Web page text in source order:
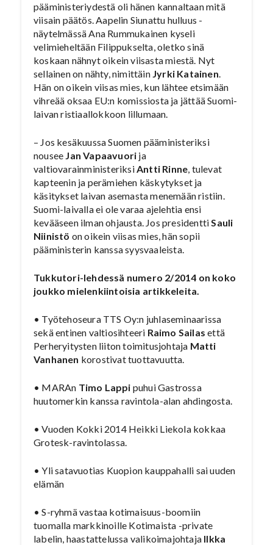
pääministeriydestä oli hänen kannaltaan mitä
viisain päätös. Aapelin Siunattu hulluus -
näytelmässä Ana Rummukainen kyseli
velimieheltään Filippukselta, oletko sinä
koskaan nähnyt oikein viisasta miestä. Nyt
sellainen on nähty, nimittäinJyrki Katainen.
Hän on oikein viisas mies, kun lähtee etsimään
vihreää oksaa EU:n komissiosta ja jättää Suomi-
laivan ristiaallokkoon lillumaan.
– Jos kesäkuussa Suomen pääministeriksi
nousee Jan Vapaavuori ja
valtiovarainministeriksiAntti Rinne, tulevat
kapteenin ja perämiehen käskytykset ja
käsitykset laivan asemasta menemään ristiin.
Suomi-laivalla ei ole varaa ajelehtia ensi
kevääseen ilman ohjausta. Jos presidenttiSauli
Niinistö on oikein viisas mies, hän sopii
pääministerin kanssa syysvaaleista.
Tukkutori-lehdessä numero 2/2014 on koko
joukko mielenkiintoisia artikkeleita.
• Työtehoseura TTS Oy:n juhlaseminaarissa
sekä entinen valtiosihteeri Raimo Sailasettä
Perheryitysten liiton toimitusjohtaja Matti
Vanhanen korostivat tuottavuutta.
• MARAn Timo Lappi puhui Gastrossa
huutomerkin kanssa ravintola-alan ahdingosta.
• Vuoden Kokki 2014 Heikki Liekola kokkaa
Grotesk-ravintolassa.
• Yli satavuotias Kuopion kauppahalli sai uuden
elämän
• S-ryhmä vastaa kotimaisuus-boomiin
tuomalla markkinoille Kotimaista -private
labelin, haastattelussa valikoimajohtaja Ilkka